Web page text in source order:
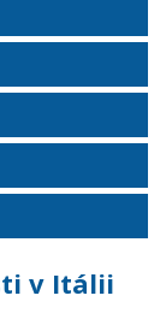
v Itálii